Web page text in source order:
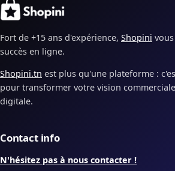
Fort de +15 ans d'expérience, Shopini
succès en ligne.
Shopini.tn est plus qu'une plateforme :
pour transformer votre vision
digitale.
Contact info
N'hésitez pas à nous contacter !